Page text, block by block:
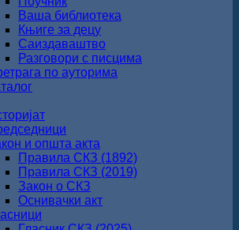
Ваша библиотека
Књиге за децу
Саиздаваштво
Разговори с писцима
по ауторима
и општа акта
Правила СКЗ (1892)
Правила СКЗ (2019)
Закон о СКЗ
Оснивачки акт